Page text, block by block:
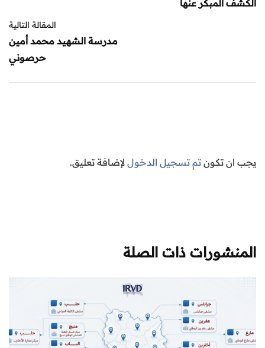
الكشف المبكر عنها
المقالة التالية
مدرسة الشهيد محمد أمين
حرصوني
يجب ان تكون تم تسجيل الدخول لإضافة تعليق.
المنشورات ذات الصلة